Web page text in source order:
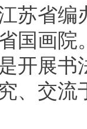
苏省
国画
开展
、交